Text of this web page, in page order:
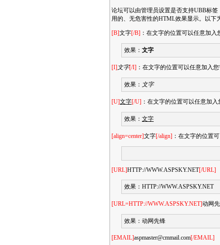
论坛可以由管理员设置是否支持UBB标
用的、无危害性的HTML效果显示。以下
[B]文字[/B] ：在文字的位置可以任意加
效果： 文字
[I] 文字[/I] ：在文字的位置可以任意加入
效果： 文字
[U]文字[/U] ：在文字的位置可以任意加
效果： 文字
[align=center]文字[/align] ：在文字的位置
[URL]HTTP://WWW.ASPSKY.NET[/URL]
效果： HTTP://WWW.ASPSKY.NET
[URL=HTTP://WWW.ASPSKY.NET]动网
效果： 动网先锋
[EMAIL]aspmaster@cmmail.com[/EMAIL]